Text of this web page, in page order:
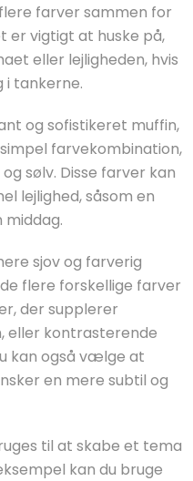
farver sammen for
er vigtigt at huske på,
eller lejligheden, hvis
i tankerne.
og sofistikeret muffin,
farvekombination,
sølv. Disse farver kan
lejlighed, såsom en
sjov og farverig
flere forskellige farver
der supplerer
eller kontrasterende
kan også vælge at
en mere subtil og
til at skabe et tema
kan du bruge